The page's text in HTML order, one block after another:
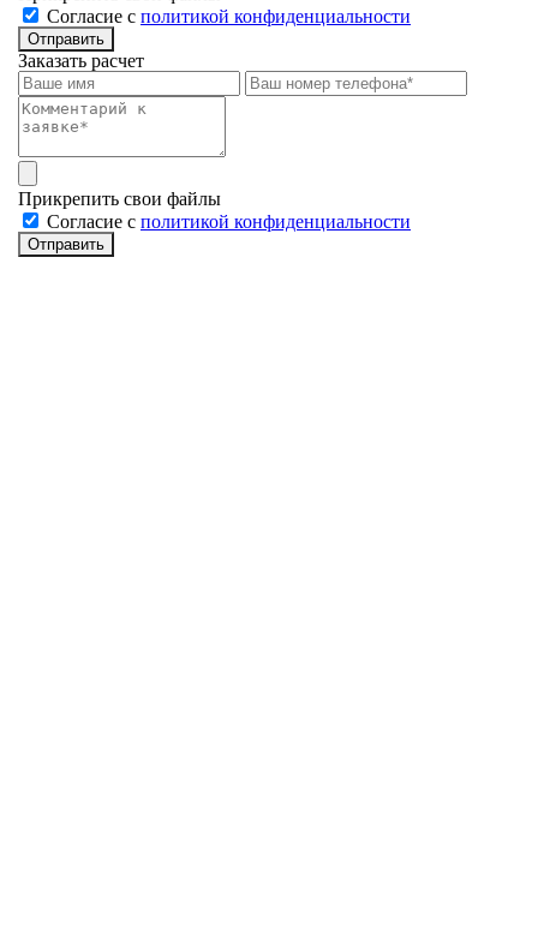
Cогласие с политикой конфиденциальности
Отправить
Заказать расчет
Прикрепить свои файлы
Cогласие с политикой конфиденциальности
Отправить